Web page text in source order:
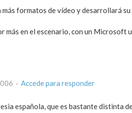
formatos de vídeo y desarrollará
más en el escenario, con un Microsoft
· Accede para responder
española, que es bastante distinta